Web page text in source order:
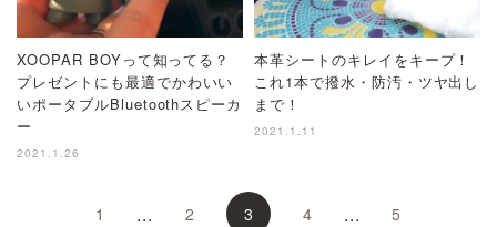
XOOPAR BOYって知ってる？
プレゼントにも最適でかわいい
いポータブルBluetoothスピーカ
ー
2021.1.26
本革シートのキレイをキープ！
これ1本で撥水・防汚・ツヤ出し
まで！
2021.1.11
1 ... 2 3 4 ... 5